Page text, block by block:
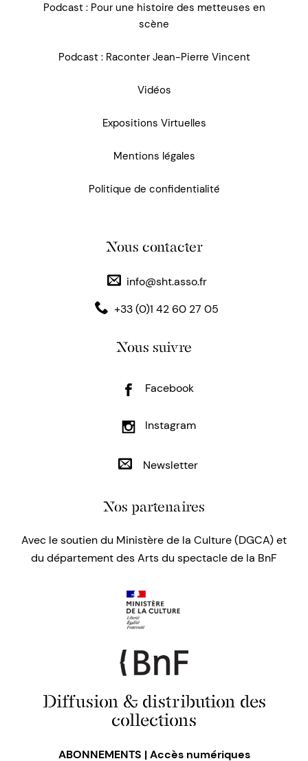
Podcast : Pour une histoire des metteuses en
scène
Podcast : Raconter Jean-Pierre Vincent
Vidéos
Expositions Virtuelles
Mentions légales
Politique de confidentialité
Nous contacter
info@sht.asso.fr
+33 (0)1 42 60 27 05
Nous suivre
Facebook
Instagram
Newsletter
Nos partenaires
Avec le soutien du Ministère de la Culture (DGCA) et
du département des Arts du spectacle de la BnF
Diffusion & distribution des
collections
ABONNEMENTS | Accès numériques